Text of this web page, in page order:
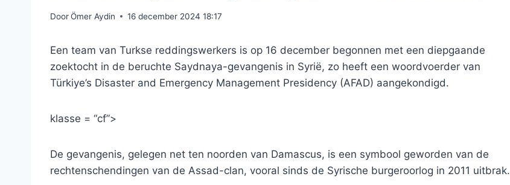
DoorÖmer Aydin 16 december 2024 18:17
Een team van Turkse reddingswerkers is op 16 december begonnen met een diepgaande
zoektocht in de beruchte Saydnaya-gevangenis in Syrië, zo heeft een woordvoerder van
Türkiye’s Disaster and Emergency Management Presidency (AFAD) aangekondigd.
klasse = “cf”>
De gevangenis, gelegen net ten noorden van Damascus, is een symbool geworden van de
rechtenschendingen van de Assad-clan, vooral sinds de Syrische burgeroorlog in 2011 uitbrak.